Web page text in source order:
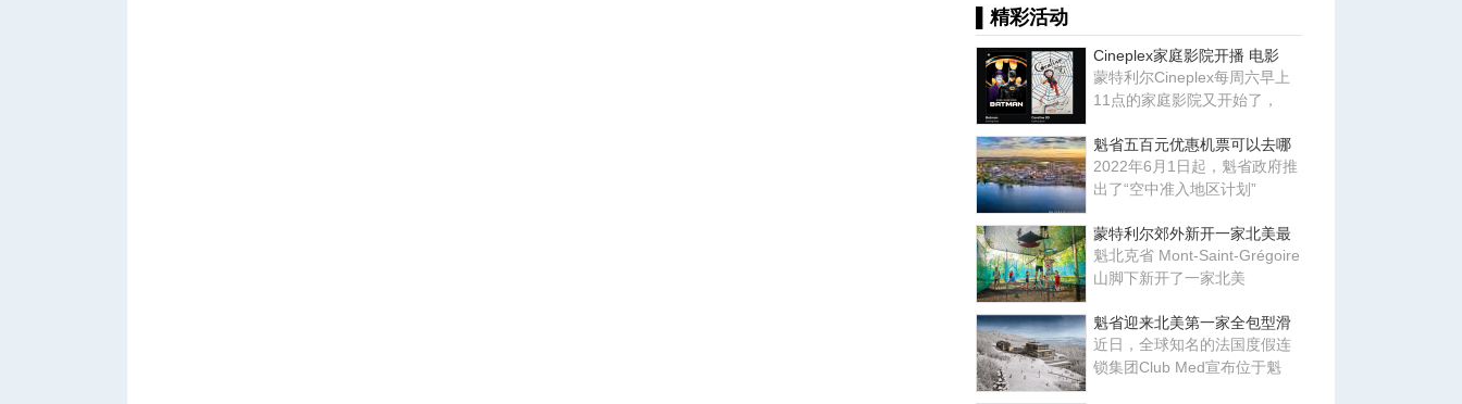
▌精彩活动
Cineplex家庭影院开播 电影
蒙特利尔Cineplex每周六早上
11点的家庭影院又开始了，
魁省五百元优惠机票可以去哪
2022年6月1日起，魁省政府推
出了“空中准入地区计划”
蒙特利尔郊外新开一家北美最
魁北克省 Mont-Saint-Grégoire
山脚下新开了一家北美
魁省迎来北美第一家全包型滑
近日，全球知名的法国度假连
锁集团Club Med宣布位于魁